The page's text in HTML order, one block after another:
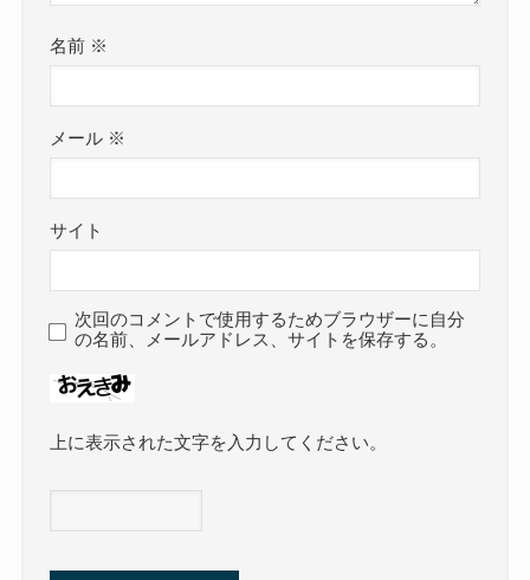
名前 ※
メール ※
サイト
次回のコメントで使用するためブラウザーに自分
の名前、メールアドレス、サイトを保存する。
上に表示された文字を入力してください。